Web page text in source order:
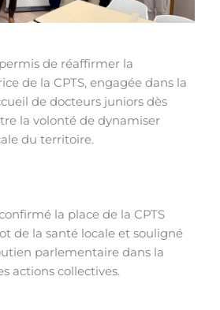
de réaffirmer la
de la CPTS, engagée dans la
de docteurs juniors dès
la volonté de dynamiser
du territoire.
la place de la CPTS
de la santé locale et souligné
parlementaire dans la
actions collectives.